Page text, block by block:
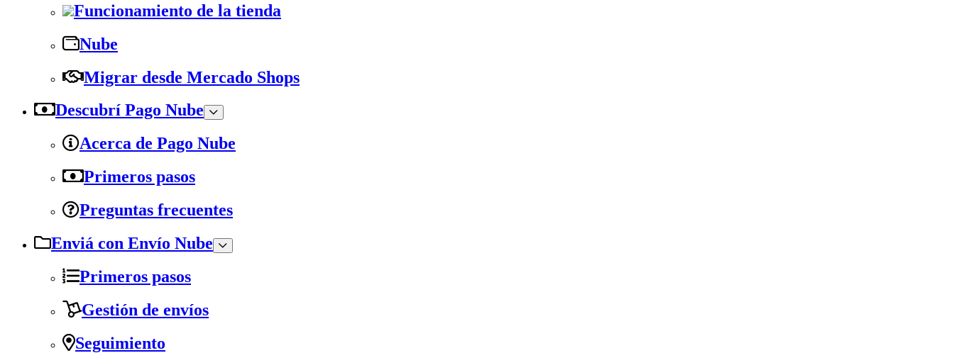
Funcionamiento de la tienda
Nube
Migrar desde Mercado Shops
Descubrí Pago Nube
Acerca de Pago Nube
Primeros pasos
Preguntas frecuentes
Enviá con Envío Nube
Primeros pasos
Gestión de envíos
Seguimiento